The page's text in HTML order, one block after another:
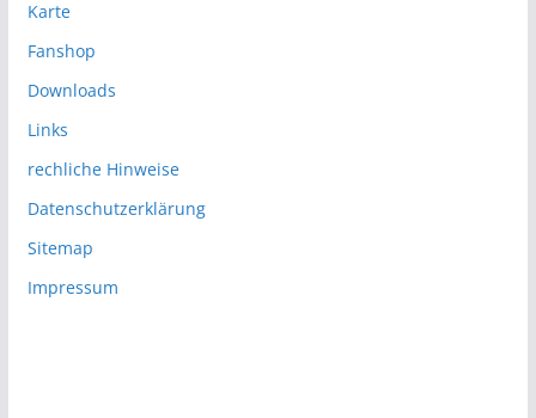
Karte
Fanshop
Downloads
Links
rechliche Hinweise
Datenschutzerklärung
Sitemap
Impressum